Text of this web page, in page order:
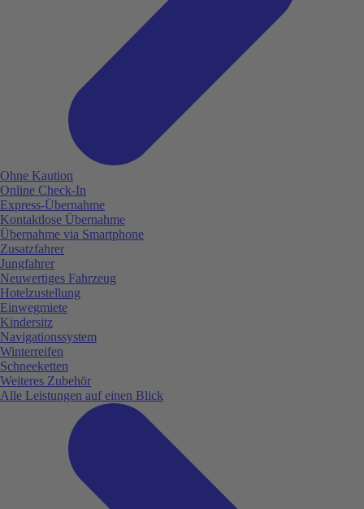
Ohne Kaution
Online Check-In
Express-Übernahme
Kontaktlose Übernahme
Übernahme via Smartphone
Zusatzfahrer
Jungfahrer
Neuwertiges Fahrzeug
Hotelzustellung
Einwegmiete
Kindersitz
Navigationssystem
Winterreifen
Schneeketten
Weiteres Zubehör
Alle Leistungen auf einen Blick